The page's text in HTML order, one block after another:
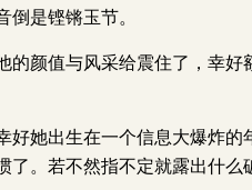
倒是铿锵玉节。
的颜值与风采给震住了，幸
好她出生在一个信息大爆炸
了。若不然指不定就露出什么